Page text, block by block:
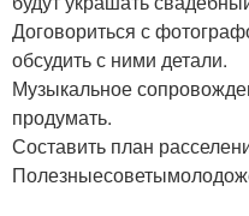
Договориться с
обсудить с ними детали.
Музыкальное
продумать.
Составить план